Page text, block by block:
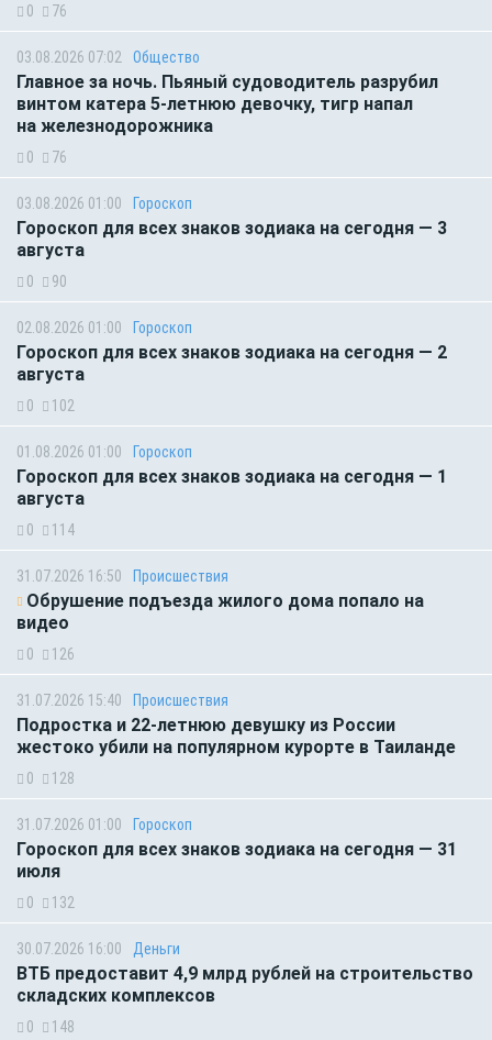
0 76
03.08.2026 07:02 Общество
Главное за ночь. Пьяный судоводитель разрубил
винтом катера 5-летнюю девочку, тигр напал
на железнодорожника
0 76
03.08.2026 01:00 Гороскоп
Гороскоп для всех знаков зодиака на сегодня — 3
августа
0 90
02.08.2026 01:00 Гороскоп
Гороскоп для всех знаков зодиака на сегодня — 2
августа
0 102
01.08.2026 01:00 Гороскоп
Гороскоп для всех знаков зодиака на сегодня — 1
августа
0 114
31.07.2026 16:50 Происшествия
Обрушение подъезда жилого дома попало на
видео
0 126
31.07.2026 15:40 Происшествия
Подростка и 22-летнюю девушку из России
жестоко убили на популярном курорте в Таиланде
0 128
31.07.2026 01:00 Гороскоп
Гороскоп для всех знаков зодиака на сегодня — 31
июля
0 132
30.07.2026 16:00 Деньги
ВТБ предоставит 4,9 млрд рублей на строительство
складских комплексов
0 148